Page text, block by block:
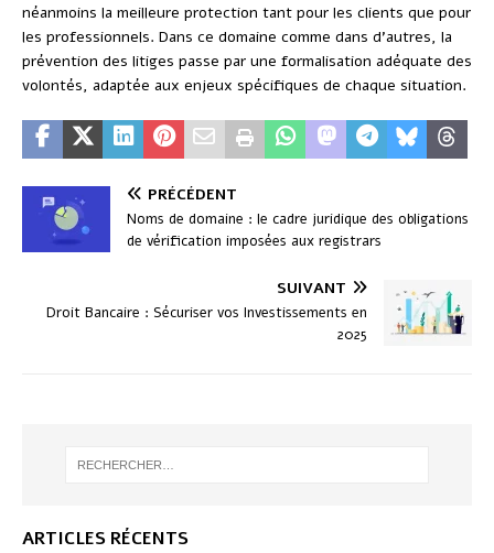
néanmoins la meilleure protection tant pour les clients que pour
les professionnels. Dans ce domaine comme dans d’autres, la
prévention des litiges passe par une formalisation adéquate des
volontés, adaptée aux enjeux spécifiques de chaque situation.
PRÉCÉDENT
Noms de domaine : le cadre juridique des obligations
de vérification imposées aux registrars
SUIVANT
Droit Bancaire : Sécuriser vos Investissements en
2025
ARTICLES RÉCENTS